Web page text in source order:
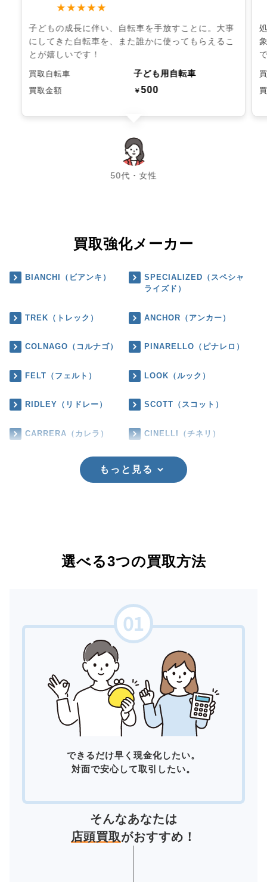
★★★★★
子どもの成長に伴い、自転車を手放すことに。大事
にしてきた自転車を、また誰かに使ってもらえるこ
とが嬉しいです！
買取自転車 子ども用自転車
買取金額 ￥500
50代・女性
chevron_left chevron_right
買取強化メーカー
BIANCHI（ビアンキ）
SPECIALIZED（スペシャ
ライズド）
TREK（トレック） ANCHOR（アンカー）
COLNAGO（コルナゴ） PINARELLO（ピナレロ）
FELT（フェルト） LOOK（ルック）
RIDLEY（リドレー） SCOTT（スコット）
CARRERA（カレラ） CINELLI（チネリ）
もっと見る
選べる3つの買取方法
できるだけ早く現金化したい。
対面で安心して取引したい。
そんなあなたは
店頭買取がおすすめ！